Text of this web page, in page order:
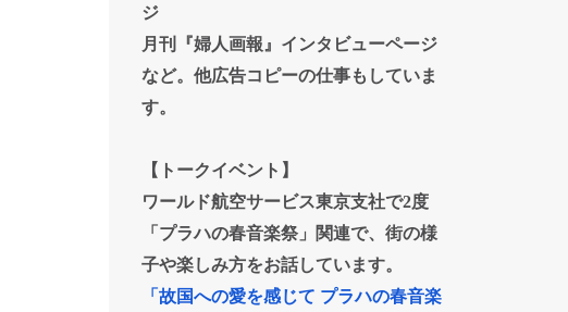
ジ
月刊『婦人画報』インタビューページ
など。他広告コピーの仕事もしていま
す。
【トークイベント】
ワールド航空サービス東京支社で2度
「プラハの春音楽祭」関連で、街の様
子や楽しみ方をお話しています。
「故国への愛を感じて プラハの春音楽